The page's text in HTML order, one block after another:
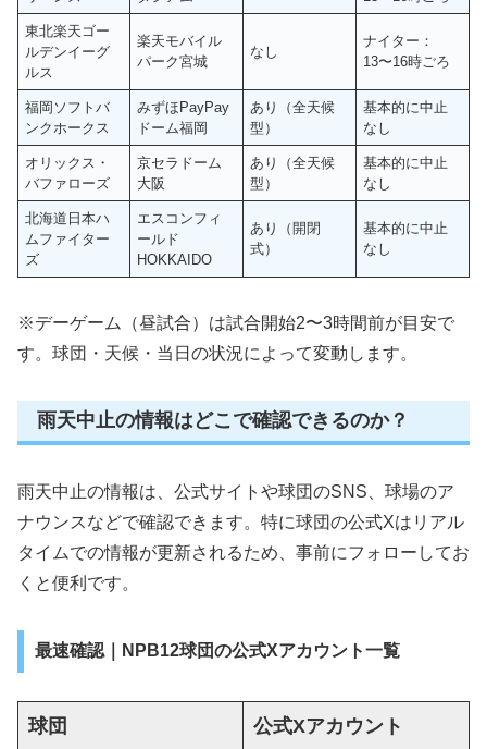
東北楽天ゴー
ルデンイーグ
ルス
楽天モバイル
パーク宮城
なし
ナイター：
13〜16時ごろ
福岡ソフトバ
ンクホークス
みずほPayPay
ドーム福岡
あり（全天候
型）
基本的に中止
なし
オリックス・
バファローズ
京セラドーム
大阪
あり（全天候
型）
基本的に中止
なし
北海道日本ハ
ムファイター
ズ
エスコンフィ
ールド
HOKKAIDO
あり（開閉
式）
基本的に中止
なし
※デーゲーム（昼試合）は試合開始2〜3時間前が目安で
す。球団・天候・当日の状況によって変動します。
雨天中止の情報はどこで確認できるのか？
雨天中止の情報は、公式サイトや球団のSNS、球場のア
ナウンスなどで確認できます。特に球団の公式Xはリアル
タイムでの情報が更新されるため、事前にフォローしてお
くと便利です。
最速確認｜NPB12球団の公式Xアカウント一覧
球団 公式Xアカウント